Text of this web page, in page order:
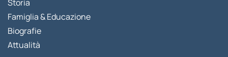
Storia
Famiglia & Educazione
Biografie
Attualità